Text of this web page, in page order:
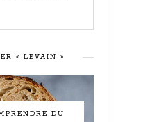
« LEVAIN »
DU